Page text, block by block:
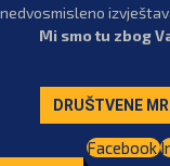
nedvosmisleno
Mi smo tu zbog
DRUŠTVENE
Facebook